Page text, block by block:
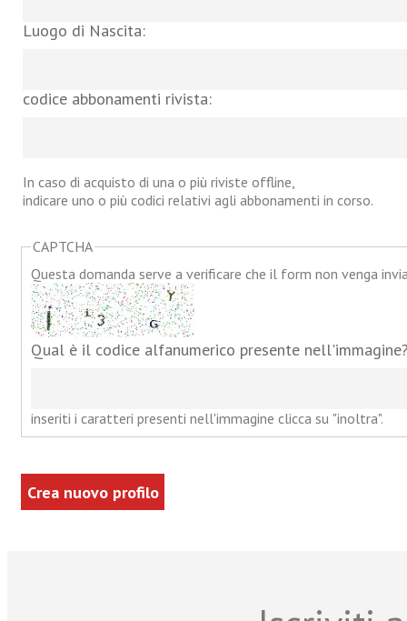
Luogo di Nascita:
codice abbonamenti rivista:
In caso di acquisto di una o più riviste offline,
indicare uno o più codici relativi agli abbonamenti in corso.
CAPTCHA
Questa domanda serve a verificare che il form non venga
Qual è il codice alfanumerico presente
inseriti i caratteri presenti nell'immagine clicca su "inoltra".